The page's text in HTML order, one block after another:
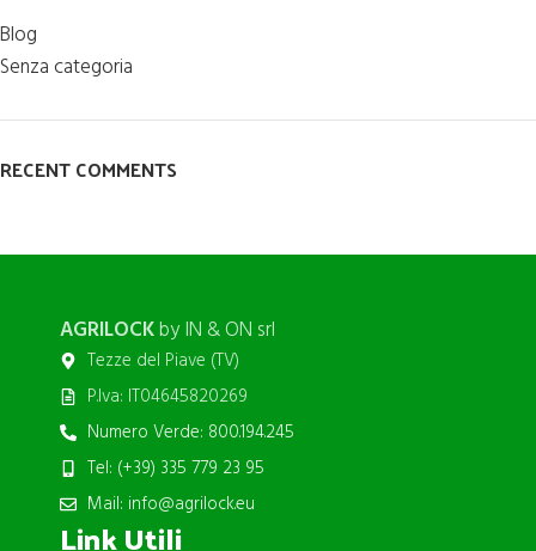
Blog
Senza categoria
RECENT COMMENTS
AGRILOCKby IN & ON srl
Tezze del Piave (TV)
P.Iva: IT04645820269
Numero Verde: 800.194.245
Tel: (+39) 335 779 23 95
Mail: info@agrilock.eu
Link Utili